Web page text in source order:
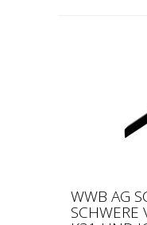
WWB AG
SCHWERE